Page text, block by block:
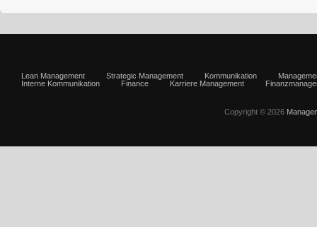
Lean Management Strategic Management Kommunikation
Interne Kommunikation
Finance Karriere Management
Copyright © 2026